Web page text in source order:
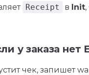
Receipt в Init,
у заказа нет
чек, запишет